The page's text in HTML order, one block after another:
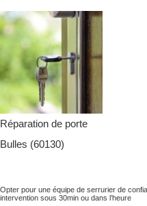
Réparation de porte
Bulles (60130)
Opter pour une équipe de serrurier de
intervention sous 30min ou dans l’heure